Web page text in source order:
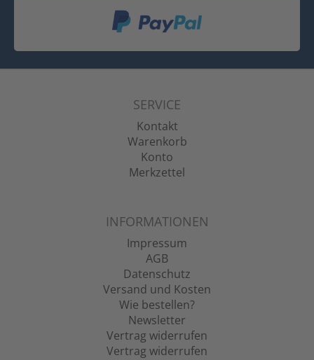
SERVICE
Kontakt
Warenkorb
Konto
Merkzettel
INFORMATIONEN
Impressum
AGB
Datenschutz
Versand und Kosten
Wie bestellen?
Newsletter
Vertrag widerrufen
Vertrag widerrufen